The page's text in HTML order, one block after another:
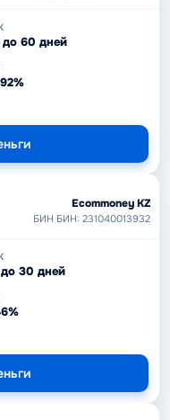
60 дней
Ecommoney KZ
БИН БИН: 231040013932
30 дней